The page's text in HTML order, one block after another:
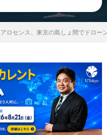
ロセンス、東京の島しょ間でドロー